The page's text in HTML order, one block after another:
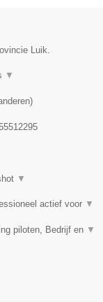
Luik.
▼
)
▼
actief voor ▼
piloten, Bedrijf en ▼